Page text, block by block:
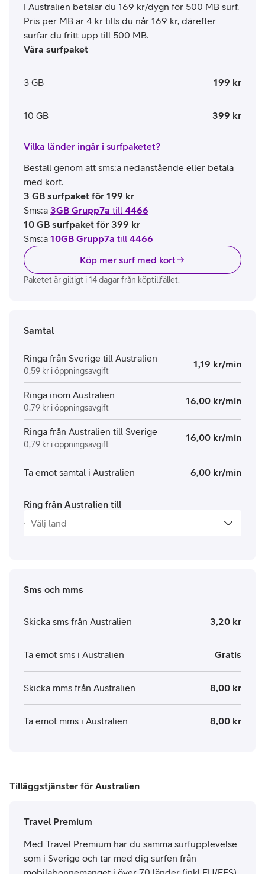
I Australien betalar du 169 kr/dygn för 500 MB surf.
Pris per MB är 4 kr tills du når 169 kr, därefter
surfar du fritt upp till 500 MB.
Våra surfpaket
3 GB 199 kr
10 GB 399 kr
Vilka länder ingår i surfpaketet?
Beställ genom att sms:a nedanstående eller betala
med kort.
3 GB surfpaket för 199 kr
Sms:a 3GB Grupp7a till 4466
10 GB surfpaket för 399 kr
Sms:a 10GB Grupp7a till 4466
Köp mer surf med kort
Paketet är giltigt i 14 dagar från köptillfället.
Samtal
Ringa från Sverige till Australien
0,59 kr i öppningsavgift
1,19 kr/min
Ringa inom Australien
0,79 kr i öppningsavgift
16,00 kr/min
Ringa från Australien till Sverige
0,79 kr i öppningsavgift
16,00 kr/min
Ta emot samtal i Australien 6,00 kr/min
Ring från Australien till
Sms och mms
Skicka sms från Australien 3,20 kr
Ta emot sms i Australien Gratis
Skicka mms från Australien 8,00 kr
Ta emot mms i Australien 8,00 kr
Tilläggstjänster för Australien
Travel Premium
Med Travel Premium har du samma surfupplevelse
som i Sverige och tar med dig surfen från